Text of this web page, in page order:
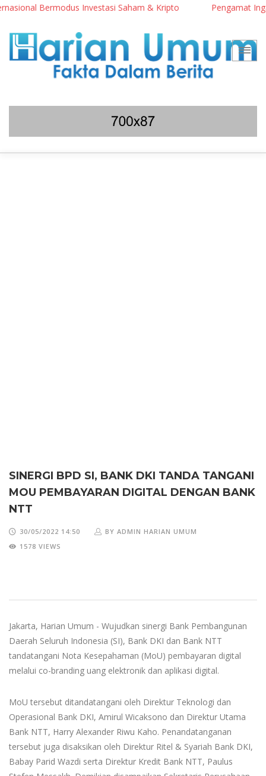
Bermodus Investasi Saham & Kripto Pengamat
SINERGI BPD SI, BANK DKI TANDA TANGANI
MOU PEMBAYARAN DIGITAL DENGAN BANK
NTT
30/05/2022 14:50
BY ADMIN HARIAN UMUM
1578 VIEWS
Jakarta, Harian Umum - Wujudkan sinergi Bank Pembangunan
Daerah Seluruh Indonesia (SI), Bank DKI dan Bank NTT
tandatangani Nota Kesepahaman (MoU) pembayaran digital
melalui co-branding uang elektronik dan aplikasi digital.
MoU tersebut ditandatangani oleh Direktur Teknologi dan
Operasional Bank DKI, Amirul Wicaksono dan Direktur Utama
Bank NTT, Harry Alexander Riwu Kaho. Penandatanganan
tersebut juga disaksikan oleh Direktur Ritel & Syariah Bank DKI,
Babay Parid Wazdi serta Direktur Kredit Bank NTT, Paulus